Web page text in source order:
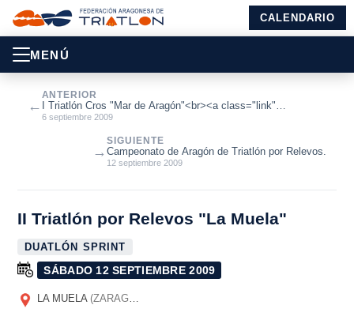
CALENDARIO
MENÚ
←
ANTERIOR
I Triatlón Cros "Mar de Aragón"<br><a class="link"
href="http://www.triatlonarag...
6 septiembre 2009
SIGUIENTE
Campeonato de Aragón de Triatlón por Relevos.
12 septiembre 2009
→
II Triatlón por Relevos "La Muela"
DUATLÓN SPRINT
SÁBADO 12 SEPTIEMBRE 2009
LA MUELA (ZARAGOZA)